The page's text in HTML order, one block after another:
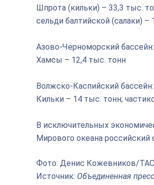
Шпрота (кильки) – 33,3 тыс.
сельди балтийской (салаки) –
Азово-Черноморский бассейн:
Хамсы – 12,4 тыс. тонн
Волжско-Каспийский бассейн:
Кильки – 14 тыс. тонн;
В исключительных
Мирового океана
Фото: Денис Кожевников/
Источник: Объединенная